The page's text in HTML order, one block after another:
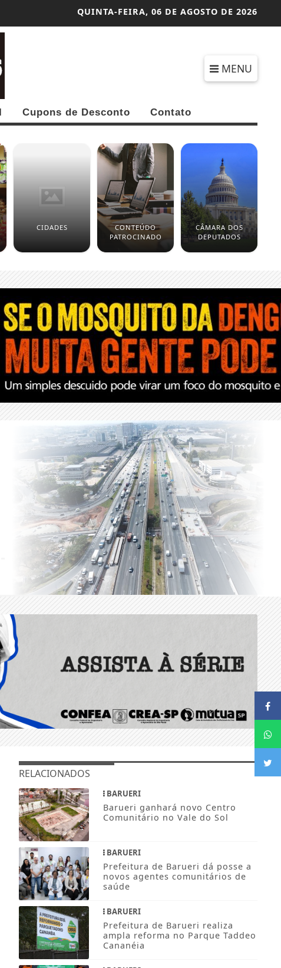
QUINTA-FEIRA, 06 DE AGOSTO DE 2026
MENU
Cupons de Desconto Contato
CIDADES
CONTEÚDO
PATROCINADO
CÂMARA DOS
DEPUTADOS
RELACIONADOS
BARUERI
Barueri ganhará novo Centro
Comunitário no Vale do Sol
BARUERI
Prefeitura de Barueri dá posse a
novos agentes comunitários de
saúde
BARUERI
Prefeitura de Barueri realiza
ampla reforma no Parque Taddeo
Cananéia